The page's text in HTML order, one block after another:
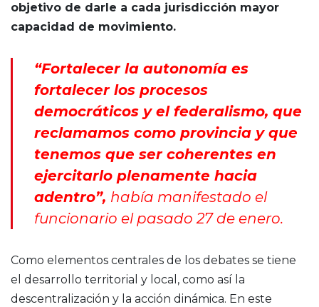
objetivo de darle a cada jurisdicción mayor
capacidad de movimiento.
“Fortalecer la autonomía es
fortalecer los procesos
democráticos y el federalismo, que
reclamamos como provincia y que
tenemos que ser coherentes en
ejercitarlo plenamente hacia
adentro”, había manifestado el
funcionario el pasado 27 de enero.
Como elementos centrales de los debates se tiene
el desarrollo territorial y local, como así la
descentralización y la acción dinámica. En este